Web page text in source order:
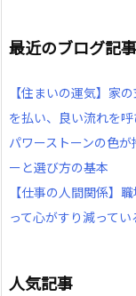
最近のブログ記事
【住まいの運気】家
を払い、良い流れを
パワーストーンの色
ーと選び方の基本
【仕事の人間関係】
って心がすり減って
人気記事